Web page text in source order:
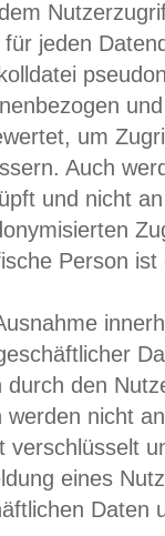
für jeden
um
Auch
und nicht
Person
durch den
werden nicht
verschlüsselt
eines
Daten